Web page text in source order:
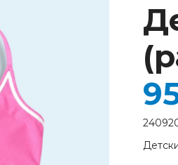
32-
40)